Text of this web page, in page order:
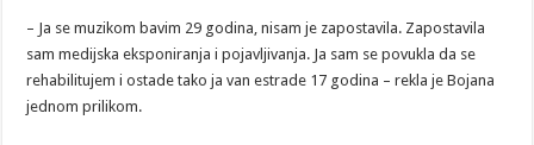
– Ja se muzikom bavim 29 godina, nisam je zapostavila. Zapostavila
sam medijska eksponiranja i pojavljivanja. Ja sam se povukla da se
rehabilitujem i ostade tako ja van estrade 17 godina – rekla je Bojana
jednom prilikom.